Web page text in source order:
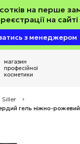
на перше
на сайті
з менеджером
магазин
професійної
косметики
Siller
>
гель ніжно-